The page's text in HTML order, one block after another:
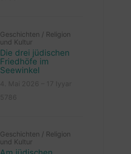
Geschichten / Religion
und Kultur
Die drei jüdischen
Friedhöfe im
Seewinkel
Geschichten / Religion
und Kultur